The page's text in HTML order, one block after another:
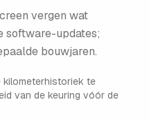
vergen wat
software-updates;
bouwjaren.
kilometerhistoriek te
van de keuring vóór de